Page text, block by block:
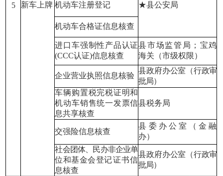
5
新车上牌 机动车注册登记 ★县公安局
机动车合格证信息核查
进口车强制性产品认证
(CCC认证)信息核查
县市场监管局；宝鸡
海关（市级权限）
企业营业执照信息核验
县政府办公室（行政审
批局）
车辆购置税完税证明和
机动车销售统一发票信
息共享核查
县税务局
交强险信息核查
县委办公室（金融
办）
社会团体、民办非企业单
位和基金会登记证书信
息核查
县政府办公室（行政审
批局）